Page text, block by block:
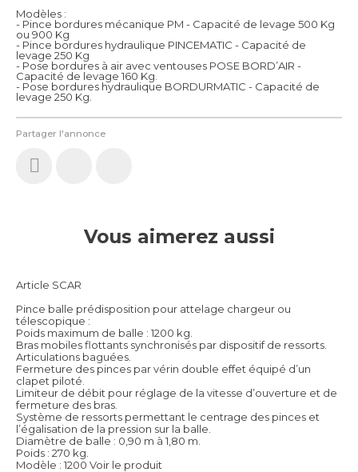
Partager l'annonce
Modèles :
- Pince bordures mécanique PM - Capacité de levage 500 Kg
ou 900 Kg
- Pince bordures hydraulique PINCEMATIC - Capacité de
levage 250 Kg
- Pose bordures à air avec ventouses POSE BORD’AIR -
Capacité de levage 160 Kg.
- Pose bordures hydraulique BORDURMATIC - Capacité de
levage 250 Kg.
Vous aimerez aussi
Article SCAR
Pince balle prédisposition pour attelage chargeur ou
télescopique :
Poids maximum de balle : 1200 kg.
Bras mobiles flottants synchronisés par dispositif de ressorts.
Articulations baguées.
Fermeture des pinces par vérin double effet équipé d’un
clapet piloté.
Limiteur de débit pour réglage de la vitesse d’ouverture et de
fermeture des bras.
Système de ressorts permettant le centrage des pinces et
l’égalisation de la pression sur la balle.
Diamètre de balle : 0,90 m à 1,80 m.
Poids : 270 kg.
Modèle : 1200 Voir le produit